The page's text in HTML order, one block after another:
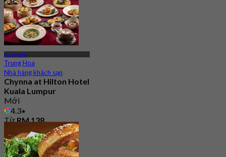
KL Sentral
Trung Hoa
Nhà hàng khách sạn
Chynna at Hilton Hotel
Kuala Lumpur
Mới
4.3
TừRM 138